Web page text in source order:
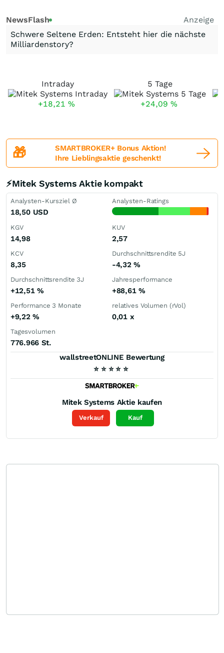
NewsFlash
Anzeige
Schwere Seltene Erden: Entsteht hier die nächste
Milliardenstory?
Intraday
+18,21 %
5 Tage
+24,09 %
🎁
SMARTBROKER+ Bonus Aktion!
Ihre Lieblingsaktie geschenkt!
⚡Mitek Systems Aktie kompakt
Analysten-Kursziel Ø
18,50 USD
Analysten-Ratings
KGV
14,98
KUV
2,57
KCV
8,35
Durchschnittsrendite 5J
-4,32%
Durchschnittsrendite 3J
+12,51 %
Jahresperformance
+88,61 %
Performance 3 Monate
+9,22%
relatives Volumen (rVol)
0,01 x
Tagesvolumen
776.966 St.
wallstreetONLINE Bewertung
⭐ ⭐ ⭐ ⭐ ⭐
Mitek Systems Aktie kaufen
Verkauf Kauf